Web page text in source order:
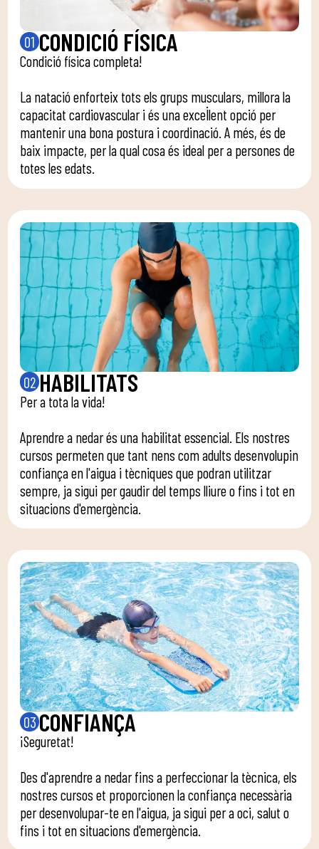
01 CONDICIÓ FÍSICA
Condició física completa!
La natació enforteix tots els grups musculars, millora la
capacitat cardiovascular i és una excel·lent opció per
mantenir una bona postura i coordinació. A més, és de
baix impacte, per la qual cosa és ideal per a persones de
totes les edats.
02 HABILITATS
Per a tota la vida!
Aprendre a nedar és una habilitat essencial. Els nostres
cursos permeten que tant nens com adults desenvolupin
confiança en l'aigua i tècniques que podran utilitzar
sempre, ja sigui per gaudir del temps lliure o fins i tot en
situacions d'emergència.
03 CONFIANÇA
¡Seguretat!
Des d'aprendre a nedar fins a perfeccionar la tècnica, els
nostres cursos et proporcionen la confiança necessària
per desenvolupar-te en l'aigua, ja sigui per a oci, salut o
fins i tot en situacions d'emergència.